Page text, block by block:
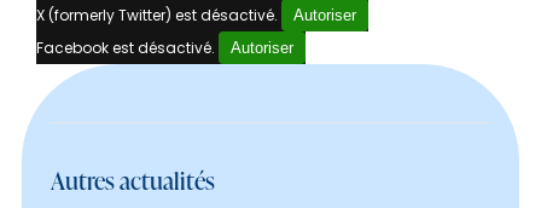
X (formerly Twitter) est désactivé. Autoriser
Facebook est désactivé. Autoriser
Autres actualités